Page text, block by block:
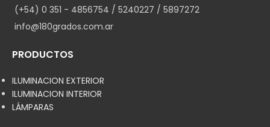
(+54) 0 351 - 4856754 / 5240227 / 5897272
info@180grados.com.ar
PRODUCTOS
ILUMINACION EXTERIOR
ILUMINACION INTERIOR
LÁMPARAS